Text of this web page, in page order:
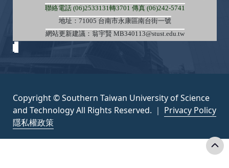
聯絡電話 (06)2533131轉3701 傳真 (06)242-5741
地址：71005 台南市永康區南台街一號
網站更新建議：翁宇賢 MB340113@stust.edu.tw
Copyright © Southern Taiwan University of Science
and Technology All Rights Reserved. ｜ Privacy Policy
隱私權政策